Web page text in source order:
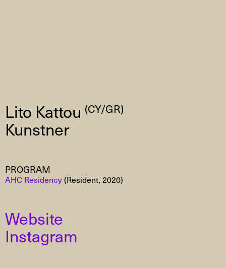
Lito Kattou (CY/GR)
Kunstner
PROGRAM
AHC Residency(Resident, 2020)
Website
Instagram